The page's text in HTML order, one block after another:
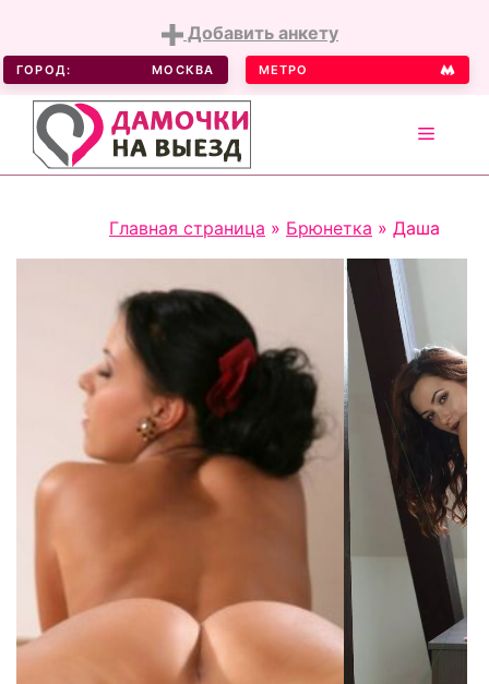
content
Добавить анкету
ГОРОД: МОСКВА МЕТРО
MENU
Главная страница » Брюнетка » Даша